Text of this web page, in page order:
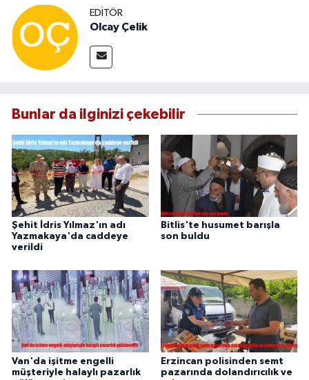
EDITÖR
Olcay Çelik
Bunlar da ilginizi çekebilir
Şehit İdris Yılmaz'ın adı
Yazmakaya'da caddeye
verildi
Bitlis'te husumet barışla
son buldu
Van'da işitme engelli
müşteriyle halaylı pazarlık
Erzincan polisinden semt
pazarında dolandırıcılık ve